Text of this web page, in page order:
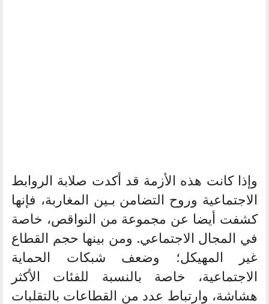
وإذا كانت هذه الأزمة قد أكدت صلابة الروابط
الاجتماعية وروح التضامن بـين المغاربة، فإنها
كشفت أيضا عن مجموعة من النواقص، خاصة
في المجال الاجتماعي. ومن بينها حجم القطاع
غير المهيكل؛ وضعف شبكات الحماية
الاجتماعية، خاصة بالنسبة للفئات الأكثر
هشاشة، وارتباط عدد من القطاعات بالتقلبات